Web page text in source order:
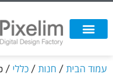
עמוד הבית / חנות / כללי /